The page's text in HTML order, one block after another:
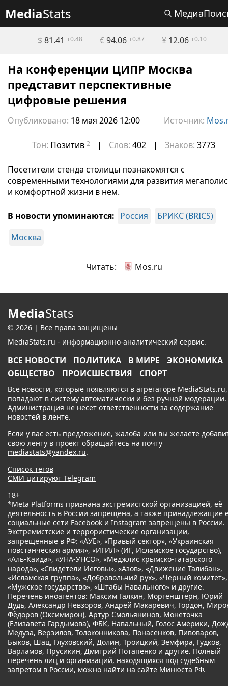
MediaStats
$ 81.41 +0.48 €94.06 +0.87 ¥ 12.06 +0.10
На конференции ЦИПР Москва
представит перспективные
цифровые решения
Опубликовано: 18 мая 2026 12:00 Источник:
Тон: Позитив 2 | Слов: 402 | Знаков: 3773
Посетители стенда столицы познакомятся с
современными технологиями для развития
и комфортной жизни в нем.
В новости упоминаются: Россия
БРИКС (BRICS)
Москва
Читать: Mos.ru
MediaStats
© 2026 | Все права защищены
MediaStats.ru - информационно-аналитический сервис.
ВСЕ НОВОСТИ ПОЛИТИКА В МИРЕ
ЭКОНОМИКА
ОБЩЕСТВО
ПРОИСШЕСТВИЯ СПОРТ
Все новости, которые появляются в агрегаторе MediaStats.ru,
попадают в систему автоматически и без ручной модерации.
Администрация не несет ответственности за содержание
новостей в ленте.
Если у вас есть предложение, жалоба или вы желаете
свою ленту в проект обращайтесь на почту
mediastats@yandex.ru.
Список тегов
СМИ цитируют Telegram
18+
*Meta Platforms признана экстремистской организацией, её
деятельность в России запрещена, а также принадлежащие
социальные сети Facebook и Instagram запрещены в России.
Экстремистские и террористические организации,
запрещенные в РФ: «АУЕ», «Правый сектор», «Украинская
повстанческая армия», «ИГИЛ» (ИГ, Исламское государство),
«Аль-Каида», «УНА-УНСО», «Меджлис крымско-татарского
народа», «Свидетели Иеговы», «Азов», «Движение Талибан»,
«Исламская группа», «Добровольчий рух», «Чёрный комитет»,
«Мужское государство», «Штабы Навального» и другие.
Перечень иноагентов: Максим Галкин, Моргенштерн, Юрий
Дудь, Александр Невзоров, Андрей Макаревич, Гордон,
Фёдоров (Оксимирон), Артур Смольянинов, Монеточка
(Елизавета Гардымова), ФБК, Навальный, Голос Америки,
Медуза, Верзилов, Толоконникова, Понасенков, Пивоваров,
Быков, Шац, Глуховский, Долин, Троицкий, Земфира, Гудков,
Варламов, Прусикин, Дмитрий Потапенко и другие. Полный
перечень лиц и организаций, находящихся под судебным
запретом в России, можно найти на сайте Минюста РФ.